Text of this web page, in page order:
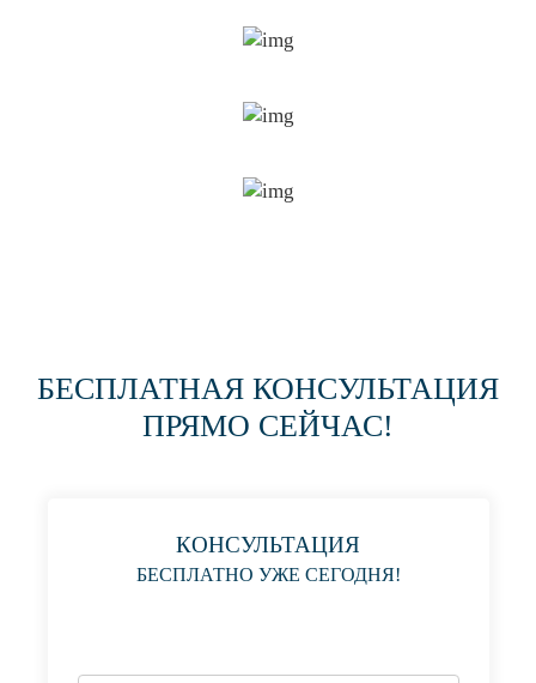
БЕСПЛАТНАЯ КОНСУЛЬТАЦИЯ
ПРЯМО СЕЙЧАС!
КОНСУЛЬТАЦИЯ
БЕСПЛАТНО УЖЕ СЕГОДНЯ!